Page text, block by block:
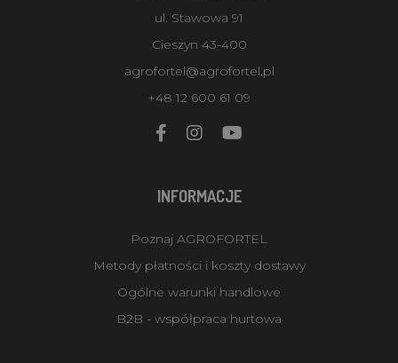
ul. Stawowa 91
Cieszyn 43-400
agrofortel@agrofortel.pl
+48 12 600 61 09
INFORMACJE
Poznaj AGROFORTEL
Metody płatności i koszty dostawy
Ogólne warunki handlowe
B2B - współpraca hurtowa